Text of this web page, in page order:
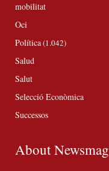
mobilitat
Oci
Política(1.042)
Salud
Salut
Selecció Econòmica
Successos
About Newsmag